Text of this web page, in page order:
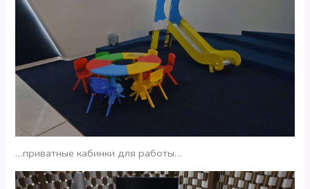
…приватные кабинки для работы…